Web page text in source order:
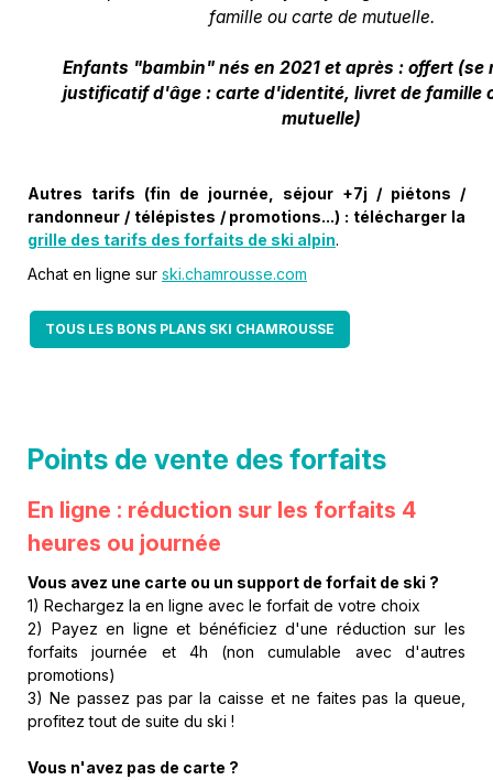
famille ou carte de mutuelle.
Enfants "bambin" nés en 2021 et après : offert (se
justificatif d'âge : carte d'identité, livret de famille
mutuelle)
Autres tarifs (fin de journée, séjour +7j / piétons /
randonneur / télépistes / promotions...) : télécharger la
grille des tarifs des forfaits de ski alpin.
Achat en ligne sur ski.chamrousse.com
TOUS LES BONS PLANS SKI CHAMROUSSE
Points de vente des forfaits
En ligne : réduction sur les forfaits 4
heures ou journée
Vous avez une carte ou un support de forfait de ski ?
1) Rechargez la en ligne avec le forfait de votre choix
2) Payez en ligne et bénéficiez d'une réduction sur les
forfaits journée et 4h (non cumulable avec d'autres
promotions)
3) Ne passez pas par la caisse et ne faites pas la queue,
profitez tout de suite du ski !
Vous n'avez pas de carte ?